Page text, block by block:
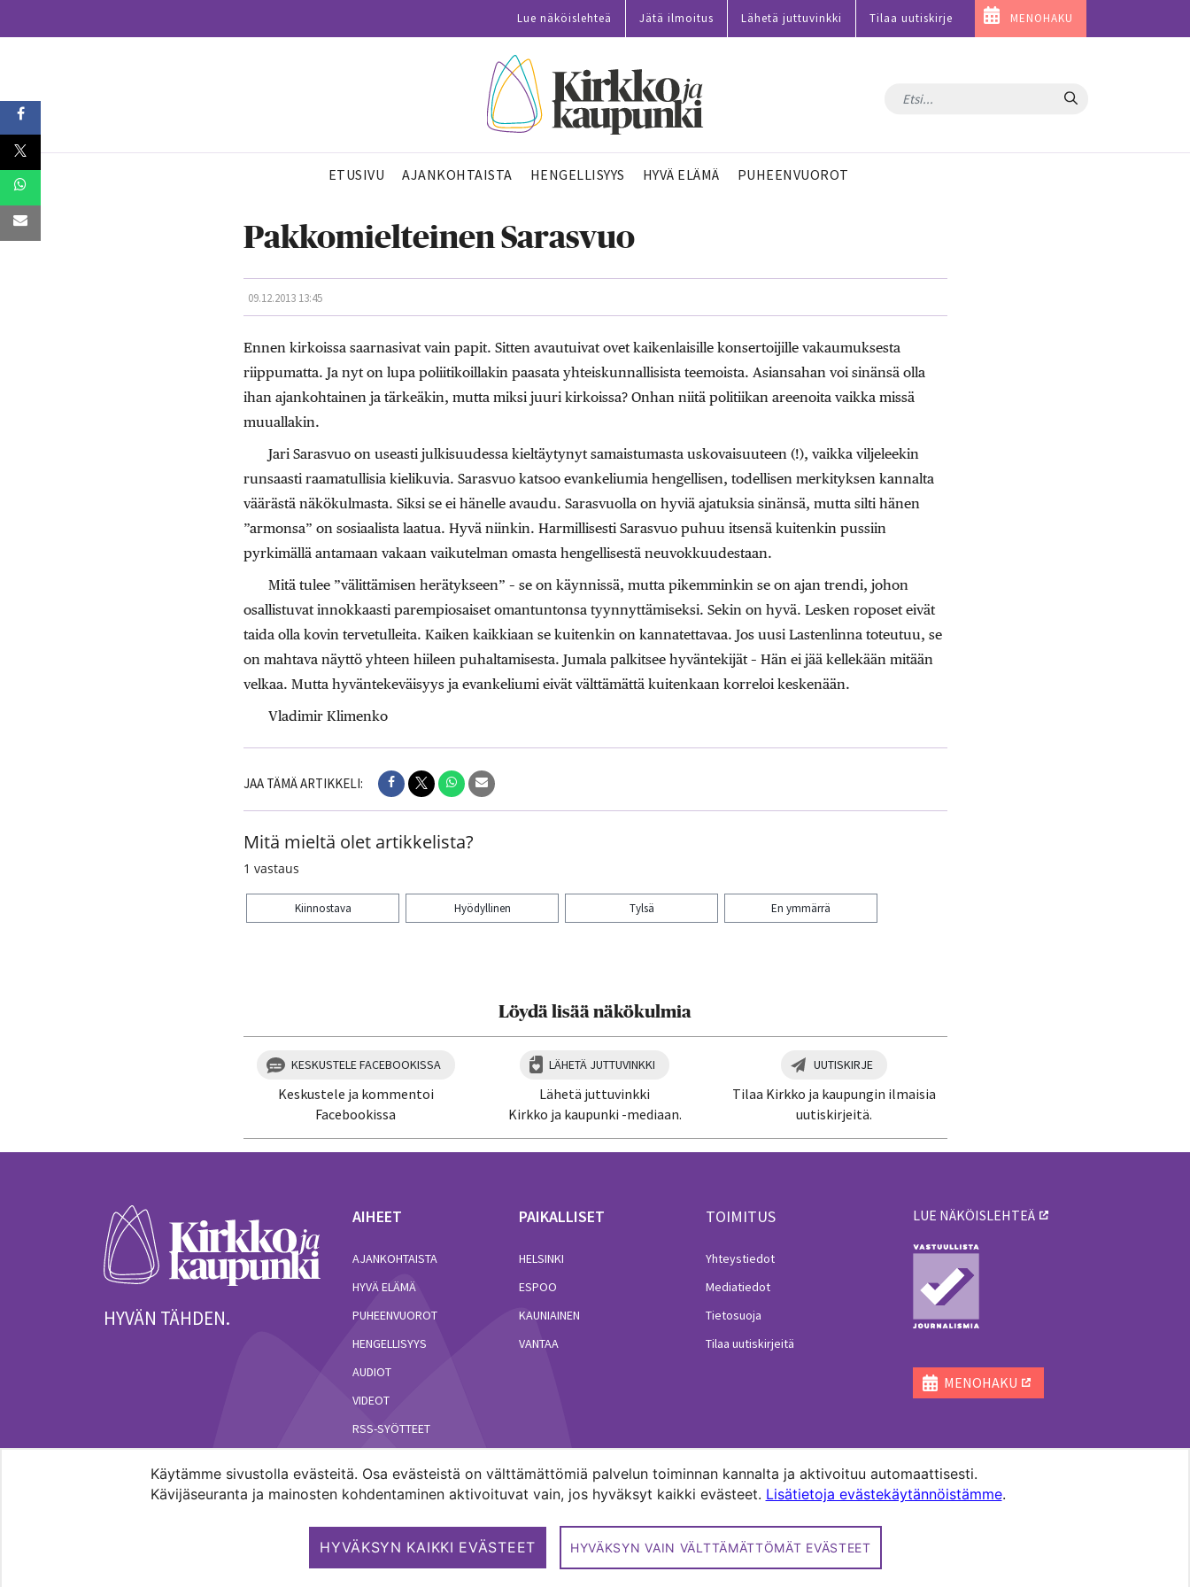
Käytämme sivustolla evästeitä. Osa evästeistä on välttämättömiä palvelun toiminnan kannalta ja aktivoituu automaattisesti.
Kävijäseuranta ja mainosten kohdentaminen aktivoituvat vain, jos hyväksyt kaikki evästeet. Lisätietoja evästekäytännöistämme.
HYVÄKSYN KAIKKI EVÄSTEET HYVÄKSYN VAIN VÄLTTÄMÄTTÖMÄT EVÄSTEET
Lue näköislehteä Jätä ilmoitus Lähetä juttuvinkki Tilaa uutiskirje MENOHAKU
Hae
ETUSIVU AJANKOHTAISTA HENGELLISYYS HYVÄ ELÄMÄ PUHEENVUOROT
Pakkomielteinen Sarasvuo
09.12.2013 13:45
Ennen kirkoissa saarnasivat vain papit. Sitten avautuivat ovet kaikenlaisille konsertoijille vakaumuksesta
riippumatta. Ja nyt on lupa poliitikoillakin paasata yhteiskunnallisista teemoista. Asiansahan voi sinänsä olla
ihan ajankohtainen ja tärkeäkin, mutta miksi juuri kirkoissa? Onhan niitä politiikan areenoita vaikka missä
muuallakin.
Jari Sarasvuo on useasti julkisuudessa kieltäytynyt samaistumasta uskovaisuuteen (!), vaikka viljeleekin
runsaasti raamatullisia kielikuvia. Sarasvuo katsoo evankeliumia hengellisen, todellisen merkityksen kannalta
väärästä näkökulmasta. Siksi se ei hänelle avaudu. Sarasvuolla on hyviä ajatuksia sinänsä, mutta silti hänen
”armonsa” on sosiaalista laatua. Hyvä niinkin. Harmillisesti Sarasvuo puhuu itsensä kuitenkin pussiin
pyrkimällä antamaan vakaan vaikutelman omasta hengellisestä neuvokkuudestaan.
Mitä tulee ”välittämisen herätykseen” – se on käynnissä, mutta pikemminkin se on ajan trendi, johon
osallistuvat innokkaasti parempiosaiset omantuntonsa tyynnyttämiseksi. Sekin on hyvä. Lesken roposet eivät
taida olla kovin tervetulleita. Kaiken kaikkiaan se kuitenkin on kannatettavaa. Jos uusi Lastenlinna toteutuu, se
on mahtava näyttö yhteen hiileen puhaltamisesta. Jumala palkitsee hyväntekijät – Hän ei jää kellekään mitään
velkaa. Mutta hyväntekeväisyys ja evankeliumi eivät välttämättä kuitenkaan korreloi keskenään.
Vladimir Klimenko
JAA TÄMÄ ARTIKKELI:
Mitä mieltä olet artikkelista?
1 vastaus
Kiinnostava Hyödyllinen Tylsä En ymmärrä
Löydä lisää näkökulmia
KESKUSTELE FACEBOOKISSA
Keskustele ja kommentoi
Facebookissa
LÄHETÄ JUTTUVINKKI
Lähetä juttuvinkki
Kirkko ja kaupunki -mediaan.
UUTISKIRJE
Tilaa Kirkko ja kaupungin ilmaisia
uutiskirjeitä.
HYVÄN TÄHDEN.
AIHEET
AJANKOHTAISTA
HYVÄ ELÄMÄ
PUHEENVUOROT
HENGELLISYYS
AUDIOT
VIDEOT
RSS-SYÖTTEET
PAIKALLISET
HELSINKI
ESPOO
KAUNIAINEN
VANTAA
TOIMITUS
Yhteystiedot
Mediatiedot
Tietosuoja
Tilaa uutiskirjeitä
LUE NÄKÖISLEHTEÄ
MENOHAKU
Copyright 2026. Kirkko ja kaupunki. All rights reserved.